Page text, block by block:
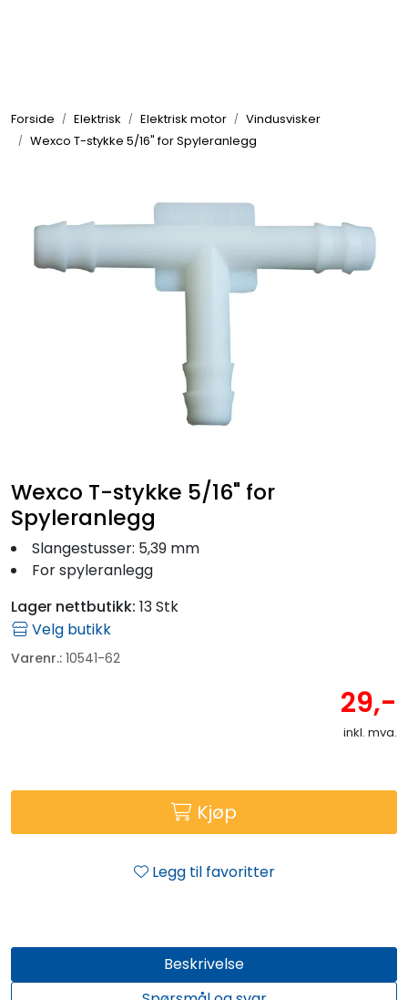
Forside Elektrisk Elektrisk motor
Vindusvisker
Wexco T-stykke 5/16" for Spyleranlegg
Wexco T-stykke 5/16" for
Spyleranlegg
Slangestusser: 5,39 mm
For spyleranlegg
Lager nettbutikk: 13 Stk
Velg butikk
Varenr.: 10541-62
29,-
inkl. mva.
Kjøp
Legg til favoritter
Beskrivelse
Elektrisk
Båtpleie/Opplag
Seil
Outlet